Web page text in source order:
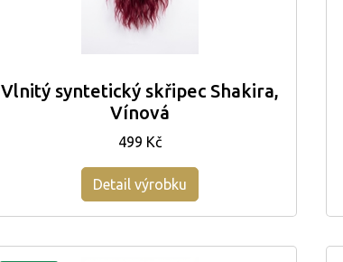
Vlnitý syntetický skřipec Shakira,
Vínová
499 Kč
Detail výrobku